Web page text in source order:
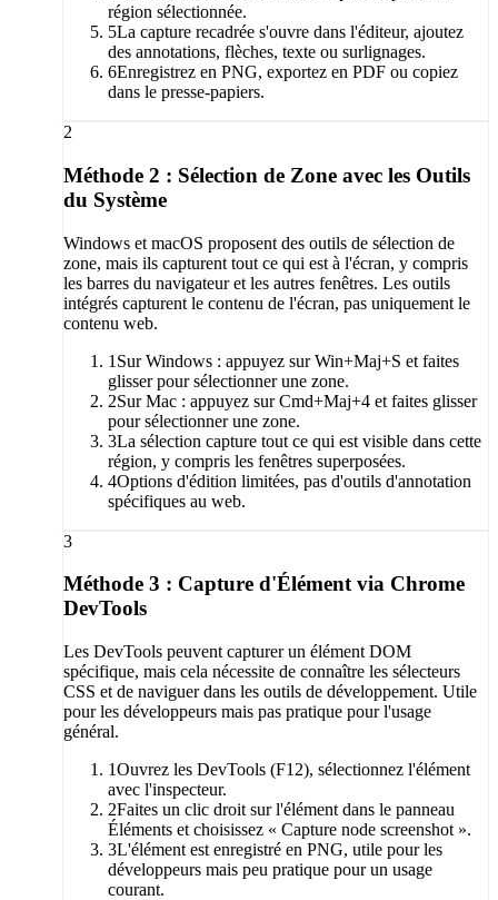
région sélectionnée.
5La capture recadrée s'ouvre dans l'éditeur, ajoutez
des annotations, flèches, texte ou surlignages.
6Enregistrez en PNG, exportez en PDF ou copiez
dans le presse-papiers.
2
Méthode 2 : Sélection de Zone avec les Outils
du Système
Windows et macOS proposent des outils de sélection de
zone, mais ils capturent tout ce qui est à l'écran, y compris
les barres du navigateur et les autres fenêtres. Les outils
intégrés capturent le contenu de l'écran, pas uniquement le
contenu web.
1 Sur Windows : appuyez sur Win+Maj+S et faites
glisser pour sélectionner une zone.
2Sur Mac : appuyez sur Cmd+Maj+4 et faites glisser
pour sélectionner une zone.
3La sélection capture tout ce qui est visible dans cette
région, y compris les fenêtres superposées.
4Options d'édition limitées, pas d'outils d'annotation
spécifiques au web.
3
Méthode 3 : Capture d'Élément via Chrome
DevTools
Les DevTools peuvent capturer un élément DOM
spécifique, mais cela nécessite de connaître les sélecteurs
CSS et de naviguer dans les outils de développement. Utile
pour les développeurs mais pas pratique pour l'usage
général.
1Ouvrez les DevTools (F12), sélectionnez l'élément
avec l'inspecteur.
2Faites un clic droit sur l'élément dans le panneau
Éléments et choisissez « Capture node screenshot ».
3L'élément est enregistré en PNG, utile pour les
développeurs mais peu pratique pour un usage
courant.